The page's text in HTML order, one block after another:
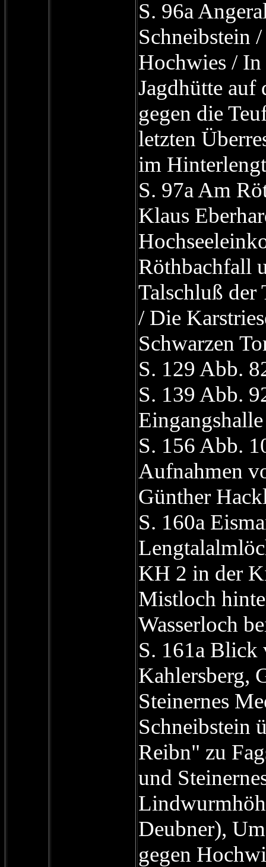
S. 96a
Schneibstein
Hochwies /
Jagdhütte auf
gegen die
letzten
im
S. 97a Am
Klaus
Röthbachfall
Talschluß der
/ Die
Schwarzen
S. 129 Abb.
S. 139 Abb.
S. 156 Abb.
Aufnahmen
Günther
S. 160a
KH 2 in der
Mistloch
Wasserloch
S. 161a Blick
Kahlersberg,
Steinernes
Schneibstein
Reibn" zu
und
Deubner),
gegen